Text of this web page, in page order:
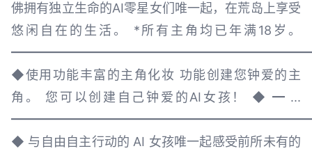
佛拥有独立生命的AI零星女们唯一起，在荒岛上享受
悠闲自在的生活。 *所有主角均已年满18岁。
◆使用功能丰富的主角化妆 功能创建您钟爱的主
角。 您可以创建自己钟爱的AI女孩！ ◆ ━ ...
◆ 与自由自主行动的 AI 女孩唯一起感受前所未有的